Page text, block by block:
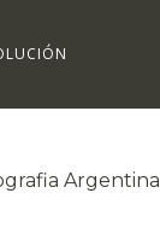
Argentina